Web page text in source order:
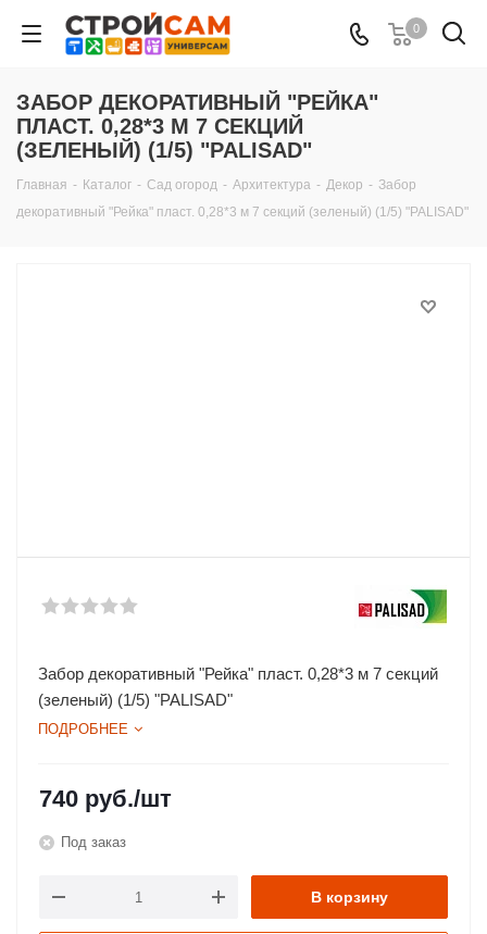
0
ЗАБОР ДЕКОРАТИВНЫЙ "РЕЙКА"
ПЛАСТ. 0,28*3 М 7 СЕКЦИЙ
(ЗЕЛЕНЫЙ) (1/5) "PALISAD"
Главная - Каталог - Сад огород - Архитектура - Декор - Забор
декоративный "Рейка" пласт. 0,28*3 м 7 секций (зеленый) (1/5) "PALISAD"
Забор декоративный "Рейка" пласт. 0,28*3 м 7 секций
(зеленый) (1/5) "PALISAD"
ПОДРОБНЕЕ
740 руб./шт
Под заказ
В корзину